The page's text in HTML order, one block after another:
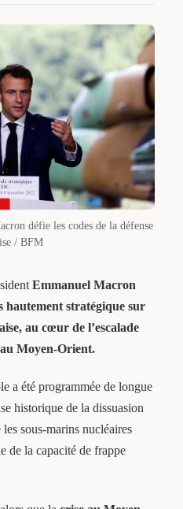
défie les codes de la défense
/ BFM
Emmanuel Macron
stratégique sur
au cœur de l’escalade
Moyen-Orient.
a été programmée de longue
historique de la dissuasion
sous-marins nucléaires
de la capacité de frappe